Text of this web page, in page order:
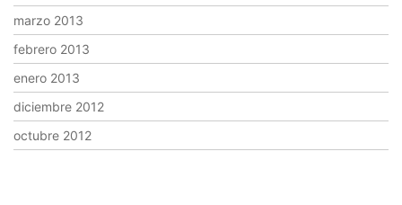
marzo 2013
febrero 2013
enero 2013
diciembre 2012
octubre 2012